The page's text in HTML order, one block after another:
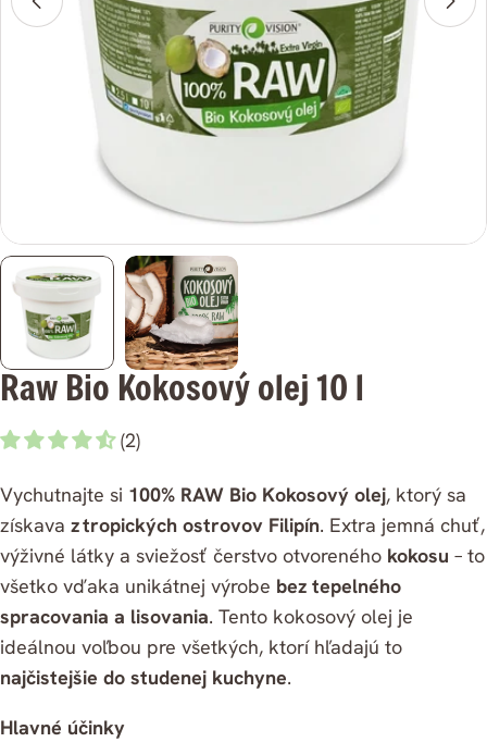
Otvorte
Raw Bio Kokosový olej 10 l
(2)
Vychutnajte si 100% RAW Bio Kokosový olej, ktorý sa
získava z tropických ostrovov Filipín. Extra jemná chuť,
výživné látky a sviežosť čerstvo otvoreného kokosu – to
všetko vďaka unikátnej výrobe bez tepelného
spracovania a lisovania. Tento kokosový olej je
ideálnou voľbou pre všetkých, ktorí hľadajú to
najčistejšie do studenej kuchyne.
Hlavné účinky